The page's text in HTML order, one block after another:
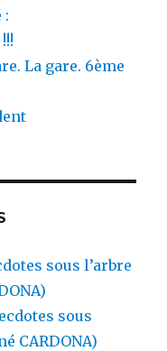
:
La gare. 6ème
sous l’arbre
sous
CARDONA)